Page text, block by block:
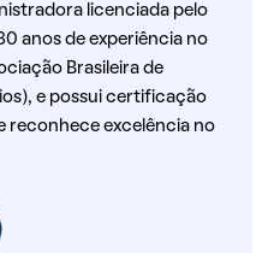
licenciada pelo
anos de experiência no
Brasileira de
e possui certificação
reconhece excelência no